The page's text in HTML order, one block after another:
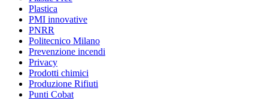
Plastica
PMI innovative
PNRR
Politecnico Milano
Prevenzione incendi
Privacy
Prodotti chimici
Produzione Rifiuti
Punti Cobat